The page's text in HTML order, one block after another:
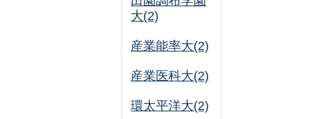
大(2)
産業能率大(2)
産業医科大(2)
環太平洋大(2)